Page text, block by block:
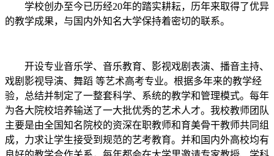
学校创办至今已历经20年的踏实耕耘，历年来取得了优异
的教学成果，与国内外知名大学保持着密切的联系。
开设专业音乐学、音乐教育、影视戏剧表演、播音主持、
戏剧影视导演、舞蹈 等艺术高考专业。根据多年来的教学经
验，总结并制定了一整套科学、系统的教学和管理模式。每年
为各大院校培养输送了一大批优秀的艺术人才。我校教师团队
主要是由全国知名院校的资深在职教师和育美骨干教师共同组
成，力求让学生接受到规范的艺考教育。并和国内外高校均有